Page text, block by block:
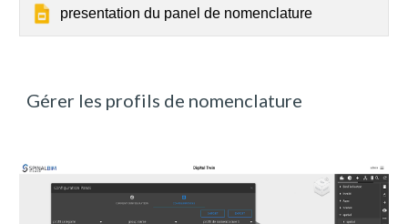
presentation du panel de nomenclature
Gérer les profils de nomenclature